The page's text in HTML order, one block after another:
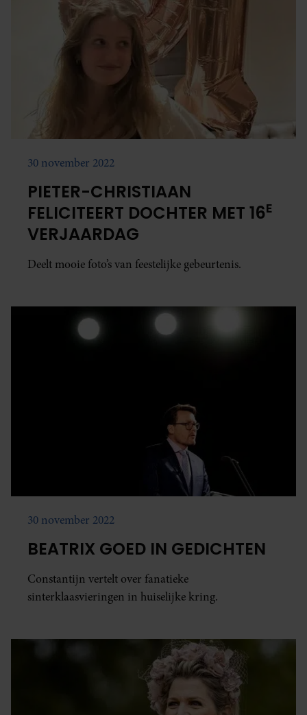
30 november 2022
PIETER-CHRISTIAAN
FELICITEERT DOCHTER MET 16E
VERJAARDAG
Deelt mooie foto’s van feestelijke gebeurtenis.
30 november 2022
BEATRIX GOED IN GEDICHTEN
Constantijn vertelt over fanatieke
sinterklaasvieringen in huiselijke kring.